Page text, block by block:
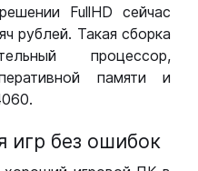
FullHD сейчас
рублей. Такая сборка
процессор,
памяти и
игр без ошибок